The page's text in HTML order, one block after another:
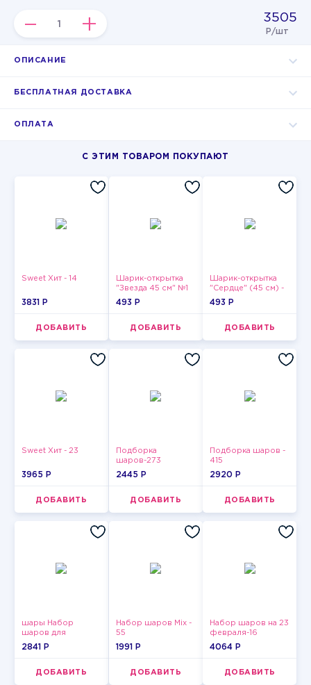
– + 3505
Р/шт
ОПИСАНИЕ
БЕСПЛАТНАЯ ДОСТАВКА
ОПЛАТА
С ЭТИМ ТОВАРОМ ПОКУПАЮТ
Sweet Хит - 14
3831 P
ДОБАВИТЬ
Шарик-открытка
"Звезда 45 см" №1
493 P
ДОБАВИТЬ
Шарик-открытка
"Сердце" (45 см) -
2
493 P
ДОБАВИТЬ
Sweet Хит - 23
3965 P
ДОБАВИТЬ
Подборка
шаров-273
2445 P
ДОБАВИТЬ
Подборка шаров -
415
2920 P
ДОБАВИТЬ
шары Набор
шаров для
девушки-5
2841 P
ДОБАВИТЬ
Набор шаров Mix -
55
1991 P
ДОБАВИТЬ
Набор шаров на 23
февраля-16
4064 P
ДОБАВИТЬ